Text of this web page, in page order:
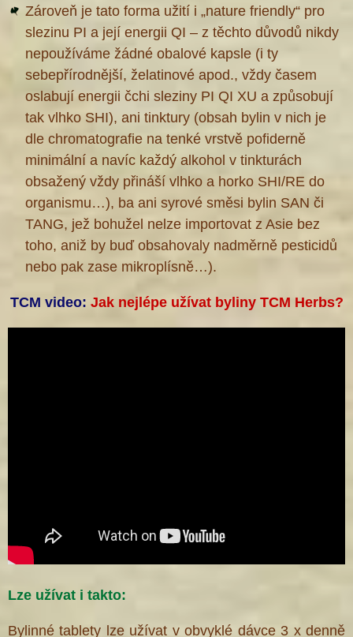
Zároveň je tato forma užití i „nature friendly“ pro
slezinu PI a její energii QI – z těchto důvodů nikdy
nepoužíváme žádné obalové kapsle (i ty
sebepřírodnější, želatinové apod., vždy časem
oslabují energii čchi sleziny PI QI XU a způsobují
tak vlhko SHI), ani tinktury (obsah bylin v nich je
dle chromatografie na tenké vrstvě pofiderně
minimální a navíc každý alkohol v tinkturách
obsažený vždy přináší vlhko a horko SHI/RE do
organismu…), ba ani syrové směsi bylin SAN či
TANG, jež bohužel nelze importovat z Asie bez
toho, aniž by buď obsahovaly nadměrně pesticidů
nebo pak zase mikroplísně…).
TCM video: Jak nejlépe užívat byliny TCM Herbs?
Lze užívat i takto:
Bylinné tablety lze užívat v obvyklé dávce 3 x denně